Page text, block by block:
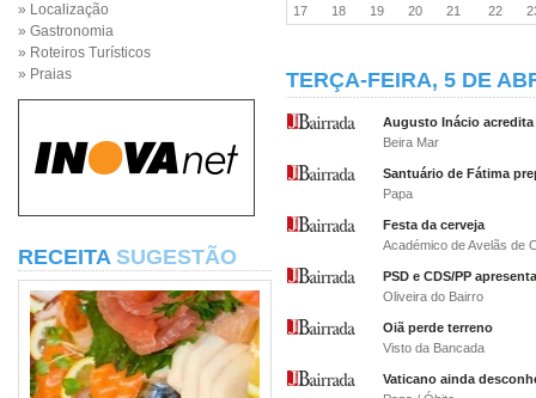
» Localização
» Gastronomia
» Roteiros Turísticos
» Praias
RECEITA SUGESTÃO
17
18 19 20 21 22
TERÇA-FEIRA, 5 DE
Augusto Inácio
Beira Mar
Santuário de Fátima
Papa
Festa da cerveja
Académico de Avelãs de
PSD e CDS/PP
Oliveira do Bairro
Oiã perde terreno
Visto da Bancada
Vaticano ainda